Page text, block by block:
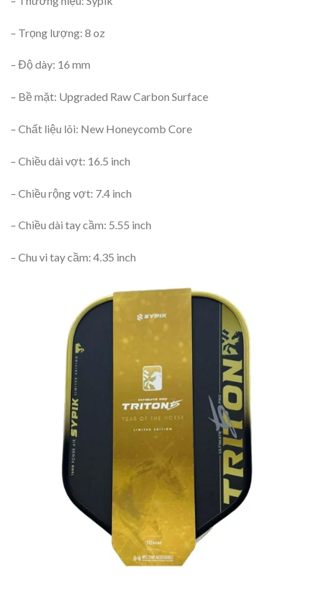
– Trọng lượng: 8 oz
– Độ dày: 16 mm
– Bề mặt: Upgraded Raw Carbon Surface
– Chất liệu lõi: New Honeycomb Core
– Chiều dài vợt: 16.5 inch
– Chiều rộng vợt: 7.4 inch
– Chiều dài tay cầm: 5.55 inch
– Chu vi tay cầm: 4.35 inch